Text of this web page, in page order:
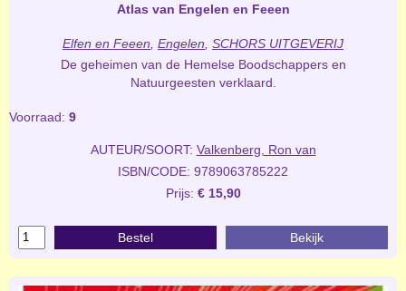
Atlas van Engelen en Feeen
Elfen en Feeen Engelen SCHORS UITGEVERIJ
De geheimen van de Hemelse Boodschappers en
Natuurgeesten verklaard.
Voorraad: 9
AUTEUR/SOORT: Valkenberg, Ron van
ISBN/CODE: 9789063785222
Prijs: € 15,90
Bestel Bekijk